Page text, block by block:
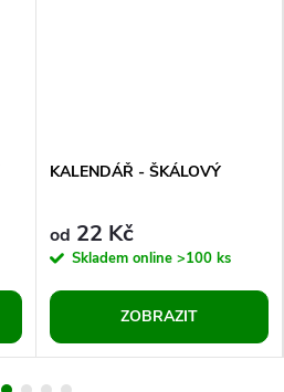
KALENDÁŘ - ŠKÁLOVÝ
od 22 Kč
Skladem online >100 ks
ZOBRAZIT